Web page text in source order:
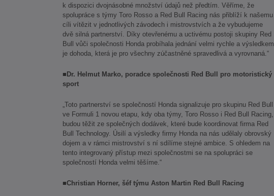
k dispozici dvojnásobné množství údajů než předtím. Věříme, že
spolupráce s týmy Toro Rosso a Red Bull Racing nás přiblíží k našemu
cíli vítězit v jednotlivých závodech i mistrovstvích a že vybudujeme
dvě silná partnerství. Díky otevřenému a uctivému postoji skupiny Red
Bull vůči společnosti Honda probíhala jednání velmi rychle a výsledkem
je dohoda, která je pro všechny zúčastněné spravedlivá a vyrovnaná.“
■ Dr. Helmut Marko, poradce společnosti Red Bull pro motoristický
sport
„Toto partnerství se společností Honda signalizuje pro skupinu Red Bull
ve Formuli 1 novou etapu, kdy oba týmy, Toro Rosso i Red Bull Racing,
budou těžit ze společných dodávek, které bude koordinovat firma Red
Bull Technology. Úsilí a výsledky firmy Honda na nás udělaly obrovský
dojem a v rámci mistrovství s ní sdílíme stejné ambice. S ohledem na
tento integrovaný přístup mezi společnostmi se na spolupráci se
společností Honda velmi těšíme.“
■Christian Horner, šéf týmu Aston Martin Red Bull Racing